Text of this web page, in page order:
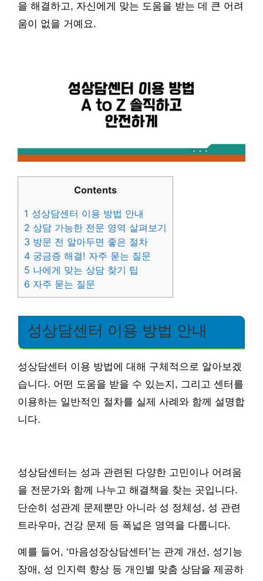
을 해결하고, 자신에게 맞는 도움을 받는 데 큰 어려
움이 없을 거예요.
Contents
1 성상담센터 이용 방법 안내
2 상담 가능한 전문 영역 살펴보기
3 방문 전 알아두면 좋은 절차
4 궁금증 해결! 자주 묻는 질문
5 나에게 맞는 상담 찾기 팁
6 자주 묻는 질문
성상담센터 이용 방법 안내
성상담센터 이용 방법에 대해 구체적으로 알아보겠
습니다. 어떤 도움을 받을 수 있는지, 그리고 센터를
이용하는 일반적인 절차를 실제 사례와 함께 설명합
니다.
성상담센터는 성과 관련된 다양한 고민이나 어려움
을 전문가와 함께 나누고 해결책을 찾는 곳입니다.
단순히 성관계 문제뿐만 아니라 성 정체성, 성 관련
트라우마, 건강 문제 등 폭넓은 영역을 다룹니다.
예를 들어, ‘마음성장상담센터’는 관계 개선, 성기능
장애, 성 인지력 향상 등 개인별 맞춤 상담을 제공하